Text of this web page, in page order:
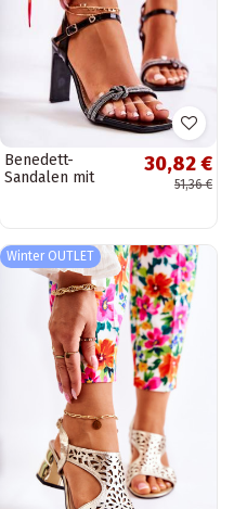
Benedett-
Sandalen mit
30,82 €
51,36 €
Winter OUTLET